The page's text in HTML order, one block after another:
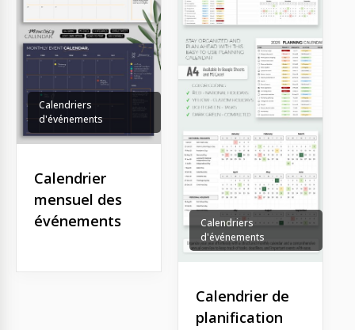
Calendriers
d'événements
Calendrier
mensuel des
événements
Calendriers
d'événements
Calendrier de
planification